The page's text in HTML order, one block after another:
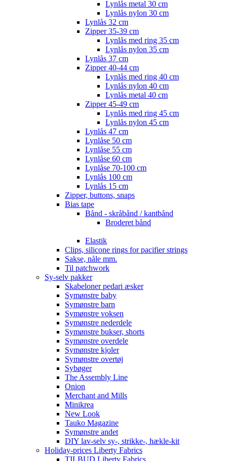
Lynlås metal 30 cm
Lynlås nylon 30 cm
Lynlås 32 cm
Zipper 35-39 cm
Lynlås med ring 35 cm
Lynlås nylon 35 cm
Lynlås 37 cm
Zipper 40-44 cm
Lynlås med ring 40 cm
Lynlås nylon 40 cm
Lynlås metal 40 cm
Zipper 45-49 cm
Lynlås med ring 45 cm
Lynlås nylon 45 cm
Lynlås 47 cm
Lynlåse 50 cm
Lynlåse 55 cm
Lynlåse 60 cm
Lynlåse 70-100 cm
Lynlås 100 cm
Lynlås 15 cm
Zipper, buttons, snaps
Bias tape
Bånd - skråbånd / kantbånd
Broderet bånd
Elastik
Clips, silicone rings for pacifier strings
Sakse, nåle mm.
Til patchwork
Sy-selv pakker
Skabeloner pedari æsker
Symønstre baby
Symønstre barn
Symønstre voksen
Symønstre nederdele
Symønstre bukser, shorts
Symønstre overdele
Symønstre kjoler
Symønstre overtøj
Sybøger
The Assembly Line
Onion
Merchant and Mills
Minikrea
New Look
Tauko Magazine
Symønstre andet
DIY lav-selv sy-, strikke-, hækle-kit
Holiday-prices Liberty Fabrics
TILBUD Liberty Fabrics